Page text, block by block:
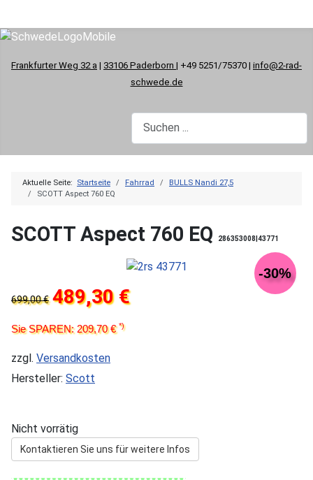
Frankfurter Weg 32 a | 33106 Paderborn | +49 5251/75370 | info@2-rad-
schwede.de
Aktuelle Seite: Startseite Fahrrad
BULLS Nandi 27,5
SCOTT Aspect 760 EQ
SCOTT Aspect 760 EQ 286353008|43771
-30%
699,00 € 489,30 €
Sie SPAREN: 209,70 €*)
zzgl. Versandkosten
Hersteller: Scott
Nicht vorrätig
Kontaktieren Sie uns für weitere Infos